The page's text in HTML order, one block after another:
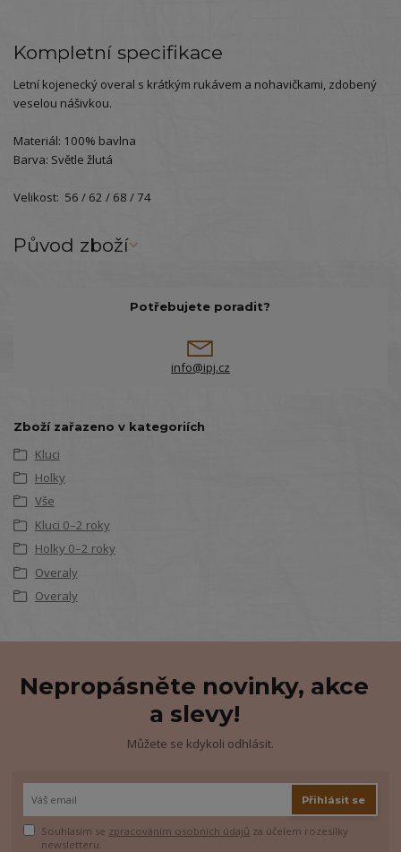
Kompletní specifikace
Letní kojenecký overal s krátkým rukávem a nohavičkami, zdobený
veselou nášivkou.
Materiál: 100% bavlna
Barva: Světle žlutá
Velikost: 56 / 62 / 68 / 74
Původ zboží
Potřebujete poradit?
info@ipj.cz
Zboží zařazeno v kategoriích
Kluci
Holky
Vše
Kluci 0–2 roky
Holky 0–2 roky
Overaly
Overaly
Nepropásněte novinky, akce
a slevy!
Můžete se kdykoli odhlásit.
Přihlásit se
Souhlasím se zpracováním osobních údajů za účelem rozesílky
newsletteru.